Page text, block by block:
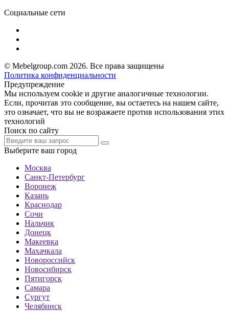
Социальные сети
© Mebelgroup.com 2026. Все права защищены
Политика конфиденциальности
Предупреждение
Мы используем cookie и другие аналогичные технологии.
Если, прочитав это сообщение, вы остаетесь на нашем сайте,
это означает, что вы не возражаете против использования этих
технологий
Поиск по сайту
Выберите ваш город
Москва
Санкт-Петербург
Воронеж
Казань
Краснодар
Сочи
Нальчик
Донецк
Макеевка
Махачкала
Новороссийск
Новосибирск
Пятигорск
Самара
Сургут
Челябинск